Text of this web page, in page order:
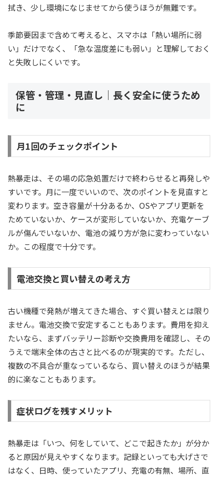
拭き、少し環境になじませてから使うほうが無難です。
季節要因まで含めて考えると、スマホは「熱い場所に弱
い」だけでなく、「急な温度差にも弱い」と理解しておく
と失敗しにくいです。
保管・管理・見直し｜長く安全に使うため
に
月1回のチェックポイント
熱暴走は、その場の応急処置だけで終わらせると再発しや
すいです。月に一度でいいので、次のポイントを見直すと
変わります。空き容量が十分あるか、OSやアプリ更新を
ためていないか、ケースが変形していないか、充電ケーブ
ルが傷んでいないか、電池の減り方が急に変わっていない
か。この程度で十分です。
電池交換と買い替えの考え方
古い機種で発熱が増えてきた場合、すぐ買い替えとは限り
ません。電池交換で安定することもあります。費用を抑え
たいなら、まずバッテリー診断や交換費用を確認し、その
うえで端末全体の古さと比べるのが現実的です。ただし、
複数の不具合が重なっているなら、買い替えのほうが結果
的に楽なこともあります。
症状ログを残すメリット
熱暴走は「いつ、何をしていて、どこで起きたか」が分か
ると原因が見えやすくなります。記録といっても大げさで
はなく、日時、使っていたアプリ、充電の有無、場所、直